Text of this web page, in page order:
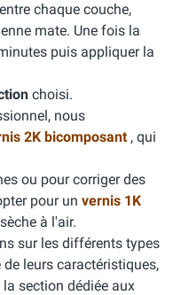
chaque couche,
mate. Une fois la
puis appliquer la
choisi.
nous
2K bicomposant , qui
ou pour corriger des
pour un vernis 1K
à l'air.
sur les différents types
leurs caractéristiques,
section dédiée aux